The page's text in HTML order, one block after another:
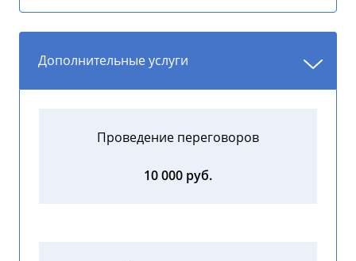
Дополнительные услуги
Проведение переговоров
10 000 руб.